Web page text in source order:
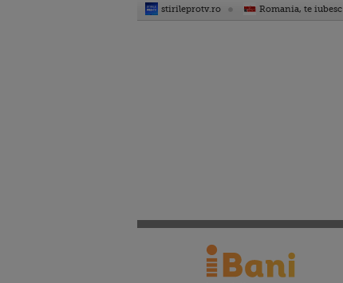
stirileprotv.ro Romania, te iubesc